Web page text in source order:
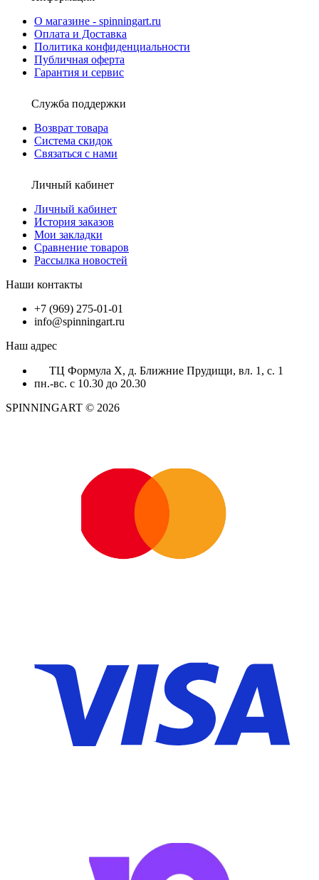
О магазине - spinningart.ru
Оплата и Доставка
Политика конфиденциальности
Публичная оферта
Гарантия и сервис
Служба поддержки
Возврат товара
Система скидок
Связаться с нами
Личный кабинет
Личный кабинет
История заказов
Мои закладки
Сравнение товаров
Рассылка новостей
Наши контакты
+7 (969) 275-01-01
info@spinningart.ru
Наш адрес
ТЦ Формула X, д. Ближние Прудищи, вл. 1, с. 1
пн.-вс. с 10.30 до 20.30
SPINNINGART © 2026